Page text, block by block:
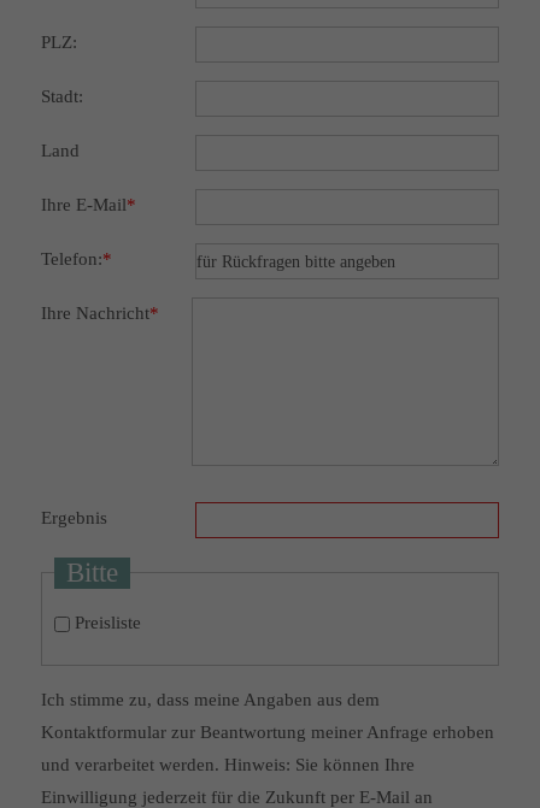
PLZ:
Stadt:
Land
Ihre E-Mail*
Telefon:*
Ihre Nachricht*
Ergebnis
Bitte
Preisliste
Ich stimme zu, dass meine Angaben aus dem
Kontaktformular zur Beantwortung meiner Anfrage erhoben
und verarbeitet werden. Hinweis: Sie können Ihre
Einwilligung jederzeit für die Zukunft per E-Mail an